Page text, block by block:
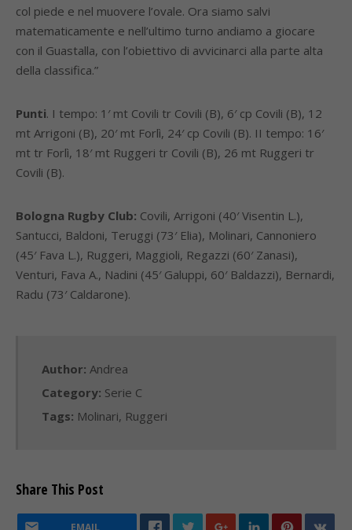
col piede e nel muovere l’ovale. Ora siamo salvi
matematicamente e nell’ultimo turno andiamo a giocare
con il Guastalla, con l’obiettivo di avvicinarci alla parte alta
della classifica.”
Punti. I tempo: 1′ mt Covili tr Covili (B), 6′ cp Covili (B), 12
mt Arrigoni (B), 20′ mt Forlì, 24′ cp Covili (B). II tempo: 16′
mt tr Forlì, 18′ mt Ruggeri tr Covili (B), 26 mt Ruggeri tr
Covili (B).
Bologna Rugby Club: Covili, Arrigoni (40′ Visentin L.),
Santucci, Baldoni, Teruggi (73′ Elia), Molinari, Cannoniero
(45′ Fava L.), Ruggeri, Maggioli, Regazzi (60′ Zanasi),
Venturi, Fava A., Nadini (45′ Galuppi, 60′ Baldazzi), Bernardi,
Radu (73′ Caldarone).
Author: Andrea
Category: Serie C
Tags: Molinari, Ruggeri
Share This Post
EMAIL